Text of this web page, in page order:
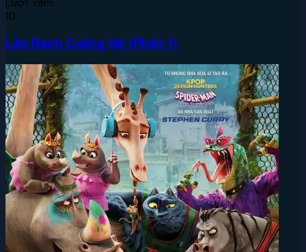
10
Lằn Ranh Cuồng Nộ (Phần 1)